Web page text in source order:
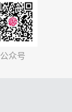
公众号